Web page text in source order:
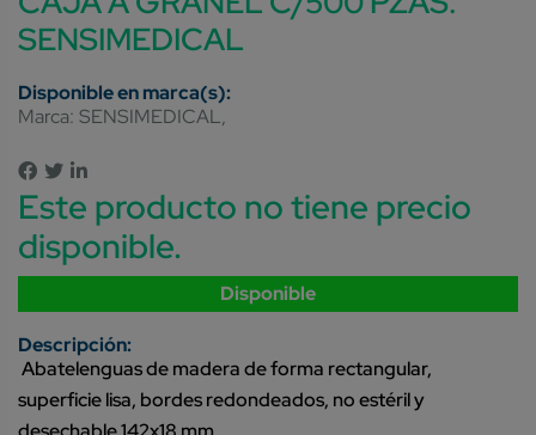
SENSIMEDICAL
Marca: SENSIMEDICAL
Este producto no tiene precio
disponible.
Disponible
Abatelenguas de madera de forma rectangular,
superficie lisa, bordes redondeados, no estéril y